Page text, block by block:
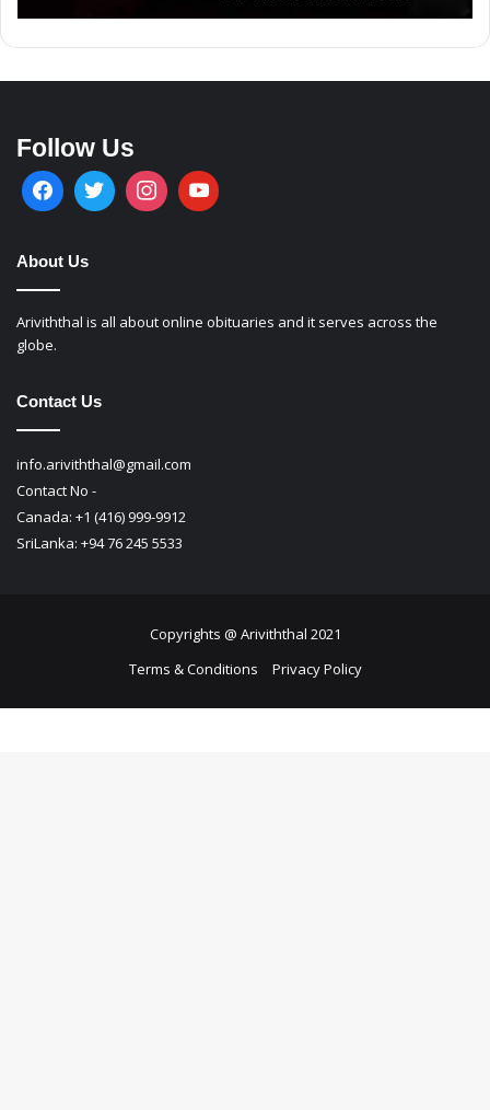
Follow Us
About Us
Ariviththal is all about online obituaries and it serves across the
globe.
Contact Us
info.ariviththal@gmail.com
Contact No -
Canada: +1 (416) 999-9912
SriLanka: +94 76 245 5533
Copyrights @ Ariviththal 2021
Terms & Conditions
Privacy Policy